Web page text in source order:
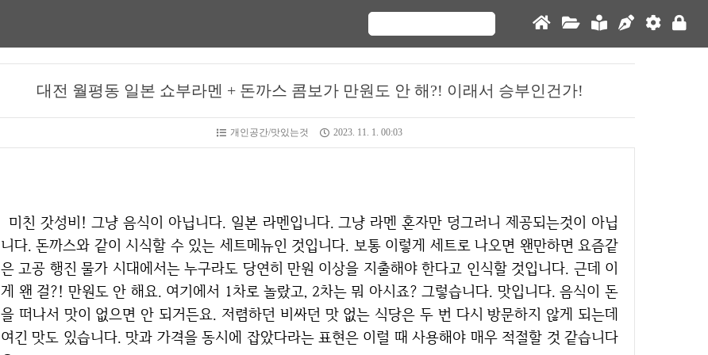
대전 월평동 일본 쇼부라멘 + 돈까스 콤보가 만원도 안 해?! 이래서 승부인건가!
개인공간/맛있는것 2023. 11. 1. 00:03
미친 갓성비! 그냥 음식이 아닙니다. 일본 라멘입니다. 그냥 라멘 혼자만 덩그러니 제공되는것이 아닙
니다. 돈까스와 같이 시식할 수 있는 세트메뉴인 것입니다. 보통 이렇게 세트로 나오면 왠만하면 요즘같
은 고공 행진 물가 시대에서는 누구라도 당연히 만원 이상을 지출해야 한다고 인식할 것입니다. 근데 이
게 왠 걸?! 만원도 안 해요. 여기에서 1차로 놀랐고, 2차는 뭐 아시죠? 그렇습니다. 맛입니다. 음식이 돈
을 떠나서 맛이 없으면 안 되거든요. 저렴하던 비싸던 맛 없는 식당은 두 번 다시 방문하지 않게 되는데
여긴 맛도 있습니다. 맛과 가격을 동시에 잡았다라는 표현은 이럴 때 사용해야 매우 적절할 것 같습니다